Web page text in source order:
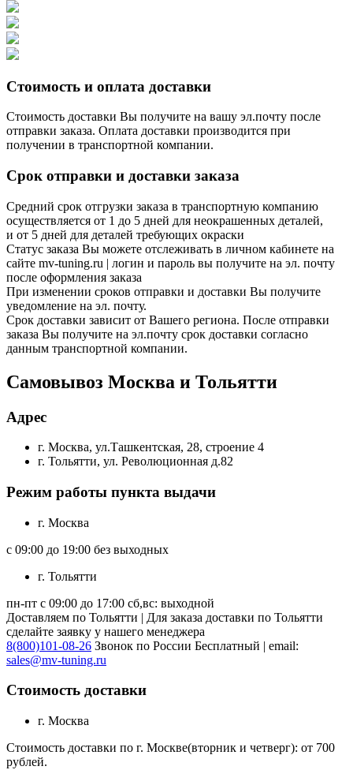
Стоимость и оплата доставки
Стоимость доставки Вы получите на вашу эл.почту после
отправки заказа. Оплата доставки производится при
получении в транспортной компании.
Срок отправки и доставки заказа
Средний срок отгрузки заказа в транспортную компанию
осуществляется от 1 до 5 дней для неокрашенных деталей,
и от 5 дней для деталей требующих окраски
Статус заказа Вы можете отслеживать в личном кабинете на
сайте mv-tuning.ru | логин и пароль вы получите на эл. почту
после оформления заказа
При изменении сроков отправки и доставки Вы получите
уведомление на эл. почту.
Срок доставки зависит от Вашего региона. После отправки
заказа Вы получите на эл.почту срок доставки согласно
данным транспортной компании.
Самовывоз Москва и Тольятти
Адрес
г. Москва, ул.Ташкентская, 28, строение 4
г. Тольятти, ул. Революционная д.82
Режим работы пункта выдачи
г. Москва
с 09:00 до 19:00 без выходных
г. Тольятти
пн-пт с 09:00 до 17:00 сб,вс: выходной
Доставляем по Тольятти | Для заказа доставки по Тольятти
сделайте заявку у нашего менеджера
8(800)101-08-26 Звонок по России Бесплатный | email:
sales@mv-tuning.ru
Стоимость доставки
г. Москва
Стоимость доставки по г. Москве(вторник и четверг): от 700
рублей.